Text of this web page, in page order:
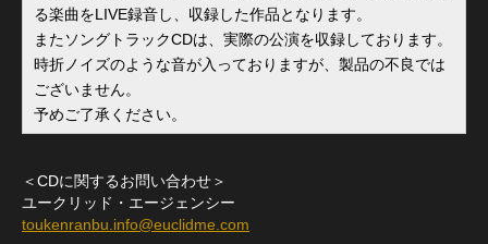
る楽曲をLIVE録音し、収録した作品となります。
またソングトラックCDは、実際の公演を収録しております。
時折ノイズのような音が入っておりますが、製品の不良では
ございません。
予めご了承ください。
＜CDに関するお問い合わせ＞
ユークリッド・エージェンシー
toukenranbu.info@euclidme.com